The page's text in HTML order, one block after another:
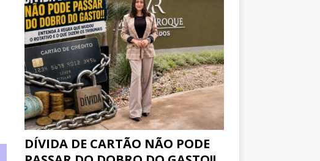
DÍVIDA DE CARTÃO NÃO PODE